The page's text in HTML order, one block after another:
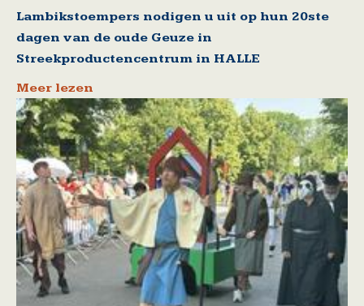
Lambikstoempers nodigen u uit op hun 20ste
dagen van de oude Geuze in
Streekproductencentrum in HALLE
Meer lezen